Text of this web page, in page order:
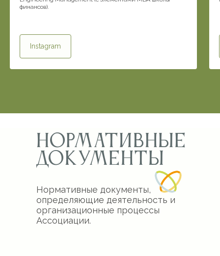
финансов).
Instagram
Нормативные
документы
Нормативные документы,
определяющие деятельность и
организационные процессы
Ассоциации.